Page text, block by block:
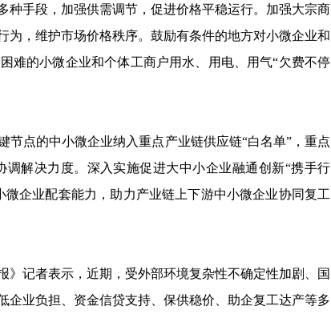
手段，加强供需调节，促进价格平稳运行。加强大宗商
，维护市场价格秩序。鼓励有条件的地方对小微企业和
难的小微企业和个体工商户用水、用电、用气“欠费不停
点的中小微企业纳入重点产业链供应链“白名单”，重点
解决力度。深入实施促进大中小企业融通创新“携手行
企业配套能力，助力产业链上下游中小微企业协同复工
记者表示，近期，受外部环境复杂性不确定性加剧、国
业负担、资金信贷支持、保供稳价、助企复工达产等多